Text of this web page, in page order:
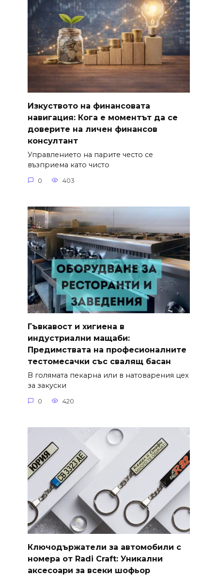
Изкуството на финансовата
навигация: Кога е моментът да се
доверите на личен финансов
консултант
Управлението на парите често се
възприема като чисто
0 403
Гъвкавост и хигиена в
индустриални мащаби:
Предимствата на професионалните
тестомесачки със свалящ басан
В голямата пекарна или в натоварения цех
за закуски
0 420
Ключодържатели за автомобили с
номера от Radi Craft: Уникални
аксесоари за всеки шофьор